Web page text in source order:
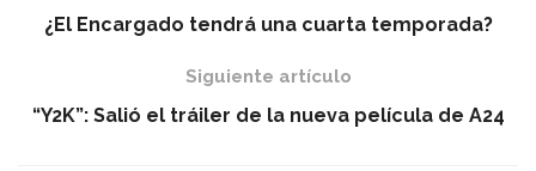
¿El Encargado tendrá una cuarta temporada?
Siguiente artículo
“Y2K”: Salió el tráiler de la nueva película de A24